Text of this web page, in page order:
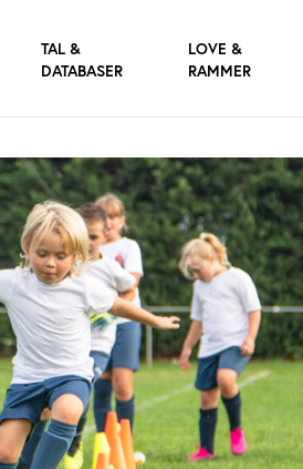
TAL &
DATABASER
LOVE &
RAMMER